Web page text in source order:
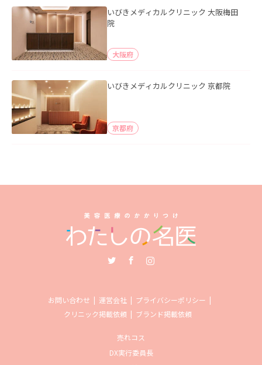
いびきメディカルクリニック 大阪梅田
院
大阪府
いびきメディカルクリニック 京都院
京都府
お問い合わせ 運営会社
プライバシーポリシー
クリニック掲載依頼
ブランド掲載依頼
売れコス
DX実行委員長